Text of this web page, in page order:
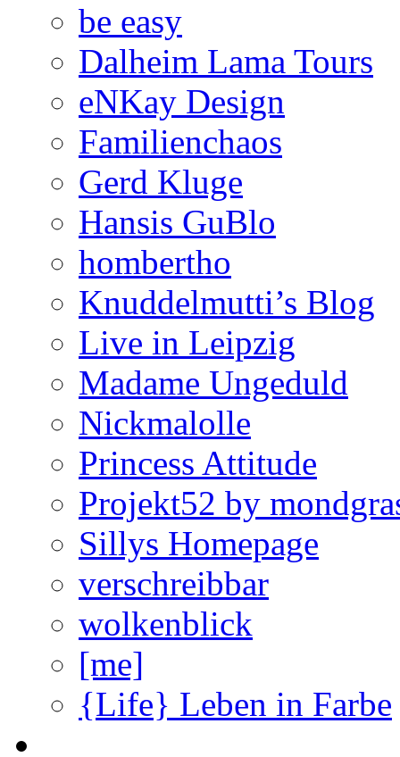
be easy
Dalheim Lama Tours
eNKay Design
Familienchaos
Gerd Kluge
Hansis GuBlo
hombertho
Knuddelmutti’s Blog
Live in Leipzig
Madame Ungeduld
Nickmalolle
Princess Attitude
Projekt52 by
Sillys Homepage
verschreibbar
wolkenblick
[me]
{Life} Leben in Farbe